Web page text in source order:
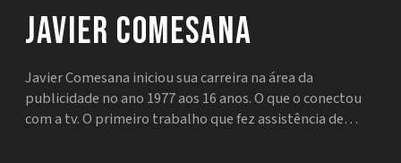
Javier Comesana
Javier Comesana iniciou sua carreira na área da
publicidade no ano 1977 aos 16 anos. O que o conectou
com a tv. O primeiro trabalho que fez assistência de…